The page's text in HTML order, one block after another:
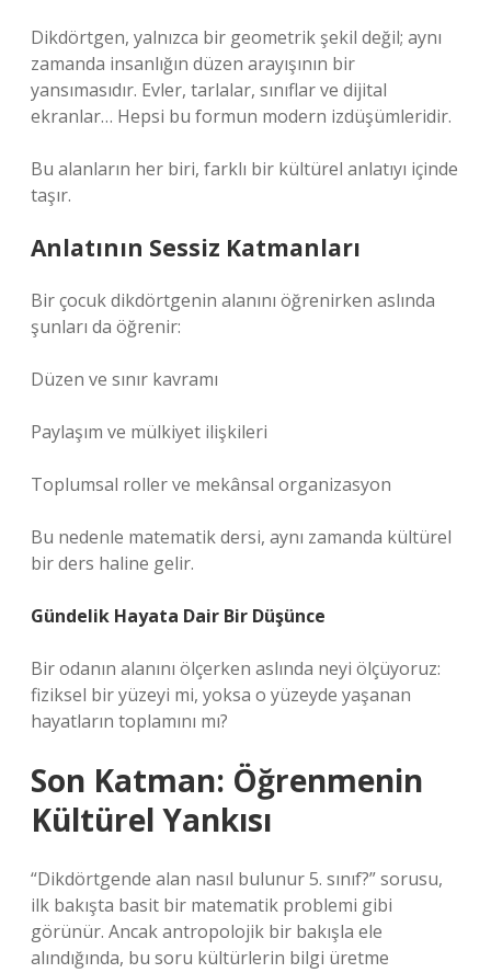
Dikdörtgen, yalnızca bir geometrik şekil değil; aynı
zamanda insanlığın düzen arayışının bir
yansımasıdır. Evler, tarlalar, sınıflar ve dijital
ekranlar… Hepsi bu formun modern izdüşümleridir.
Bu alanların her biri, farklı bir kültürel anlatıyı içinde
taşır.
Anlatının Sessiz Katmanları
Bir çocuk dikdörtgenin alanını öğrenirken aslında
şunları da öğrenir:
Düzen ve sınır kavramı
Paylaşım ve mülkiyet ilişkileri
Toplumsal roller ve mekânsal organizasyon
Bu nedenle matematik dersi, aynı zamanda kültürel
bir ders haline gelir.
Gündelik Hayata Dair Bir Düşünce
Bir odanın alanını ölçerken aslında neyi ölçüyoruz:
fiziksel bir yüzeyi mi, yoksa o yüzeyde yaşanan
hayatların toplamını mı?
Son Katman: Öğrenmenin
Kültürel Yankısı
“Dikdörtgende alan nasıl bulunur 5. sınıf?” sorusu,
ilk bakışta basit bir matematik problemi gibi
görünür. Ancak antropolojik bir bakışla ele
alındığında, bu soru kültürlerin bilgi üretme